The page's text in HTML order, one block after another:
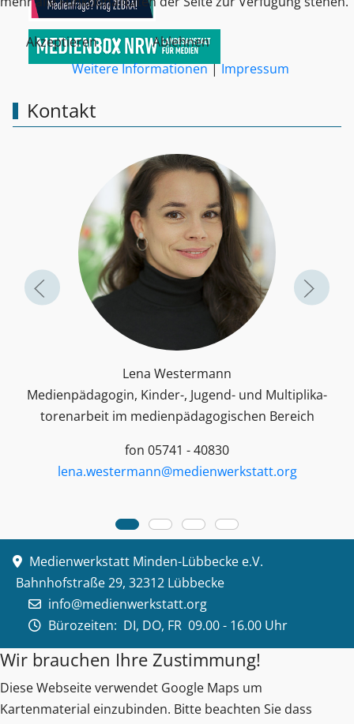
Kontakt
Lena Westermann
Medienpädagogin, Kinder-, Jugend- und Multiplika­
toren­arbeit im medienpädagogischen Bereich
fon 05741 - 40830
lena.westermann@medienwerkstatt.org
Medienwerkstatt Minden-Lübbecke e.V.
Bahnhofstraße 29, 32312 Lübbecke
info@medienwerkstatt.org
Bürozeiten: DI, DO, FR 09.00 - 16.00 Uhr
Wir brauchen Ihre Zustimmung!
Diese Webseite verwendet Google Maps um
Kartenmaterial einzubinden. Bitte beachten Sie dass
Akzeptieren
Ablehnen
Weitere Informationen|Impressum